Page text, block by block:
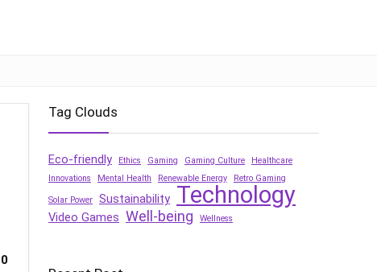
0
Tag Clouds
Eco-friendly Ethics Gaming Gaming Culture
Healthcare
Innovations
Mental Health Renewable Energy Retro Gaming
Solar Power Sustainability Technology
Video Games Well-being Wellness